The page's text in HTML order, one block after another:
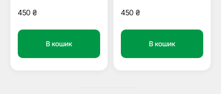
450 ₴
В кошик
450 ₴
В кошик